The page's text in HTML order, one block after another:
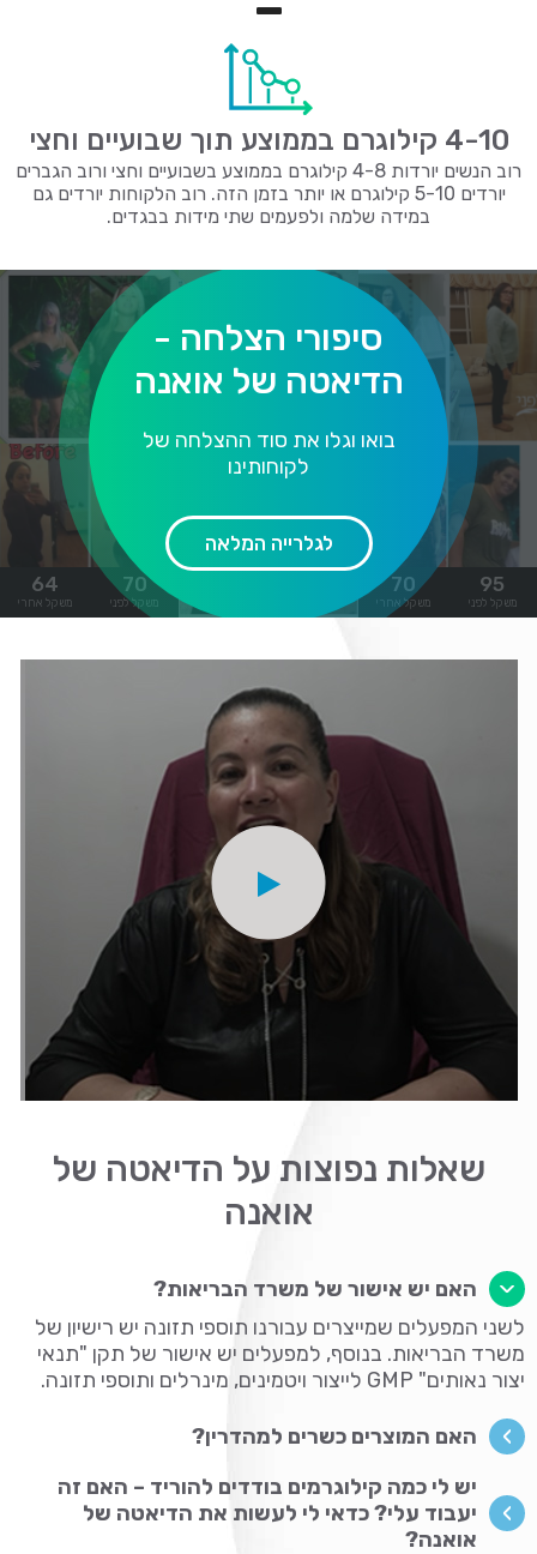
4-10 קילוגרם בממוצע תוך שבועיים וחצי
רוב הנשים יורדות 4-8 קילוגרם בממוצע בשבועיים וחצי ורוב הגברים
יורדים 5-10 קילוגרם או יותר בזמן הזה. רוב הלקוחות יורדים גם
במידה שלמה ולפעמים שתי מידות בבגדים.
סיפורי הצלחה -
הדיאטה של אואנה
בואו וגלו את סוד ההצלחה של
לקוחותינו
לגלרייה המלאה
72
משקל לפני משקל לפני משקל לפני
65
משקל אחרי
95
משקל לפני
70
משקל אחרי משקל לפני
70
משקל לפני
64
משקל אחרי
שאלות נפוצות על הדיאטה של
אואנה
האם יש אישור של משרד הבריאות?
לשני המפעלים שמייצרים עבורנו תוספי תזונה יש רישיון של
משרד הבריאות. בנוסף, למפעלים יש אישור של תקן "תנאי
יצור נאותים" GMP לייצור ויטמינים, מינרלים ותוספי תזונה.
האם המוצרים כשרים למהדרין?
יש לי כמה קילוגרמים בודדים להוריד – האם זה
יעבוד עלי? כדאי לי לעשות את הדיאטה של
אואנה?